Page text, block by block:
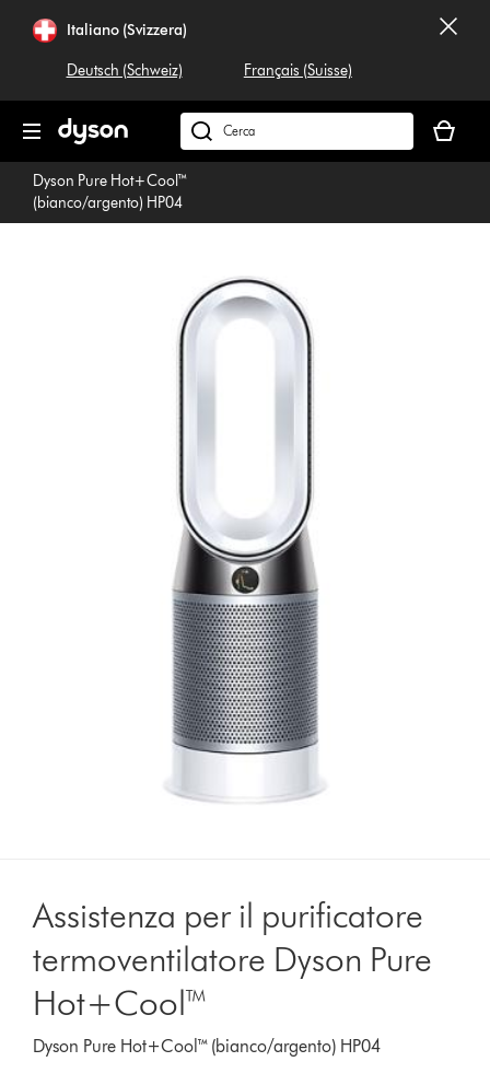
navigazioneItaliano (Svizzera)
Deutsch (Schweiz) Français (Suisse)
Cerca
su
carrello
è
Dyson Pure Hot+Cool™
(bianco/argento) HP04
Assistenza per il purificatore
termoventilatore Dyson Pure
Hot+Cool™
Dyson Pure Hot+Cool™ (bianco/argento) HP04